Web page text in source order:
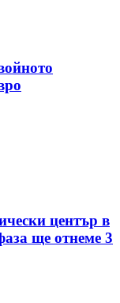
център в
ще отнеме 3